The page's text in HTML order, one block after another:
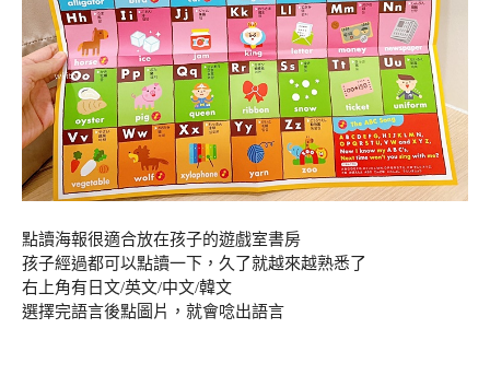
點讀海報很適合放在孩子的遊戲室書房
孩子經過都可以點讀一下，久了就越來越熟悉了
右上角有日文/英文/中文/韓文
選擇完語言後點圖片，就會唸出語言